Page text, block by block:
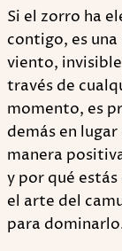
Si el zorro ha
contigo, es
viento,
través de
momento, es
demás en
manera
y por qué
el arte del
para